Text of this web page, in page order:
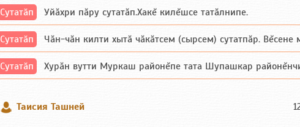
Сутатӑп Уйăхри пăру сутатăп.Хакĕ килĕшсе татăлнипе.
Сутатӑп Чăн-чăн килти хытă чăкăтсем (сырсем) сутатпăр. Вĕсене
Сутатӑп Хурăн вутти Муркаш районĕпе тата Шупашкар районĕнчи
Таисия Ташней